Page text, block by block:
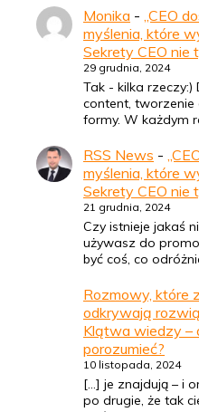
Monika - „CEO
myślenia, które
Sekrety CEO nie
29 grudnia, 2024
Tak - kilka rzeczy:)
content, tworzenie
formy. W każdym
RSS News -
myślenia, które
Sekrety CEO nie
21 grudnia, 2024
Czy istnieje jakaś
używasz do
być coś, co
Rozmowy, które
odkrywają
Klątwa wiedzy –
porozumieć?
10 listopada, 2024
[…] je znajdują – i
po drugie, że tak